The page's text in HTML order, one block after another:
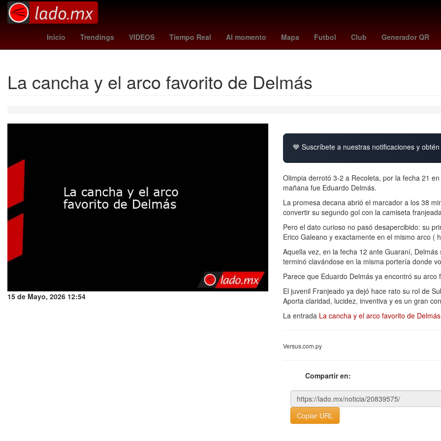
Inicio Trendings VIDEOS Tiempo Real Al momento Mapa Futbol Club Generador QR
Madrid leagues cup hoy Brasil Star Wars 2024 scream 1 la casa de los famosos horario
La cancha y el arco favorito de Delmás
15 de Mayo, 2026 12:54
💙 Suscríbete a nuestras notificaciones y
Olimpia derrotó 3-2 a Recoleta, por la fecha 21
mañana fue Eduardo Delmás.
La promesa decana abrió el marcador a los 38
convertir su segundo gol con la camiseta
Pero el dato curioso no pasó desapercibido: su
Erico Galeano y exactamente en el mismo arco (
Aquella vez, en la fecha 12 ante Guaraní,
terminó clavándose en la misma portería donde
Parece que Eduardo Delmás ya encontró su arco
El juvenil Franjeado ya dejó hace rato su rol de
Aporta claridad, lucidez, inventiva y es un gran
La entrada La cancha y el arco favorito de Delmás
Versus.com.py
Compartir en:
Copiar URL